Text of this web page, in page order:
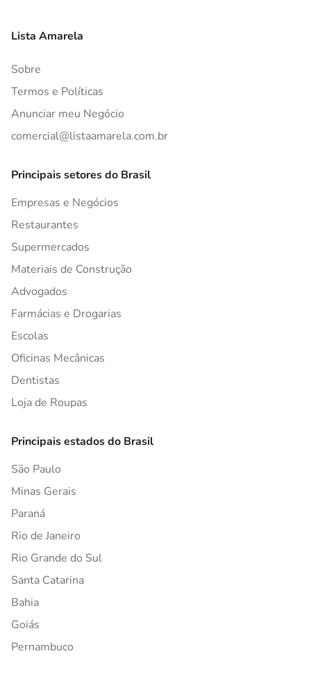
Lista Amarela
Sobre
Termos e Políticas
Anunciar meu Negócio
comercial@listaamarela.com.br
Principais setores do Brasil
Empresas e Negócios
Restaurantes
Supermercados
Materiais de Construção
Advogados
Farmácias e Drogarias
Escolas
Oficinas Mecânicas
Dentistas
Loja de Roupas
Principais estados do Brasil
São Paulo
Minas Gerais
Paraná
Rio de Janeiro
Rio Grande do Sul
Santa Catarina
Bahia
Goiás
Pernambuco